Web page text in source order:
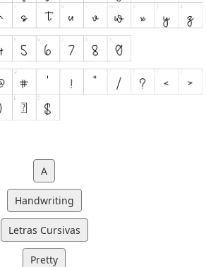
A
Handwriting
Letras Cursivas
Pretty